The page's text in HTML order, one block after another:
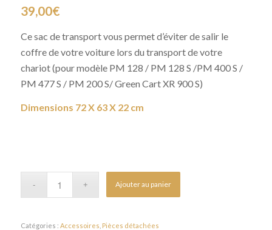
39,00€
Ce sac de transport vous permet d’éviter de salir le
coffre de votre voiture lors du transport de votre
chariot (pour modèle PM 128 / PM 128 S /PM 400 S /
PM 477 S / PM 200 S/ Green Cart XR 900 S)
Dimensions 72 X 63 X 22 cm
Ajouter au panier
Catégories : Accessoires Pièces détachées